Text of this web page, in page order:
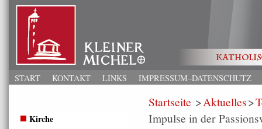
START KONTAKT LINKS IMPRESSUM–DATENSCHUTZ
Startseite Aktuelles
Impulse in der
Kirche